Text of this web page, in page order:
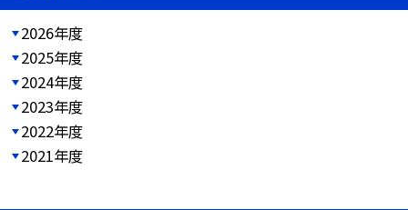
2026年度
2025年度
2024年度
2023年度
2022年度
2021年度